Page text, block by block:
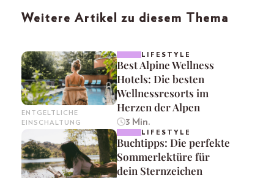
Weitere Artikel zu diesem Thema
ENTGELTLICHE
EINSCHALTUNG
LIFESTYLE
Best Alpine Wellness
Hotels: Die besten
Wellnessresorts im
Herzen der Alpen
3 Min.
LIFESTYLE
Buchtipps: Die perfekte
Sommerlektüre für
dein Sternzeichen